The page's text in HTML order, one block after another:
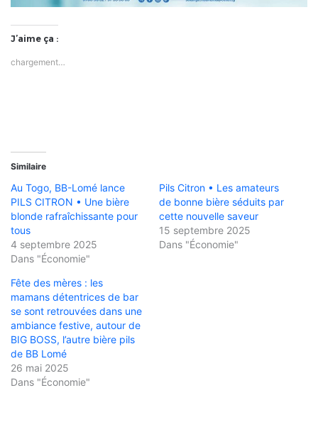
J’aime ça :
chargement…
Similaire
Au Togo, BB-Lomé lance
PILS CITRON • Une bière
blonde rafraîchissante pour
tous
4 septembre 2025
Dans "Économie"
Pils Citron • Les amateurs
de bonne bière séduits par
cette nouvelle saveur
15 septembre 2025
Dans "Économie"
Fête des mères : les
mamans détentrices de bar
se sont retrouvées dans une
ambiance festive, autour de
BIG BOSS, l’autre bière pils
de BB Lomé
26 mai 2025
Dans "Économie"